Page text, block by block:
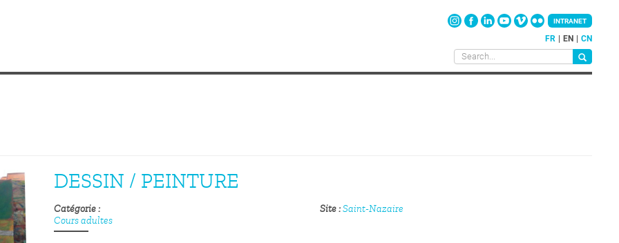
FR EN CN
INTRANET
DESSIN / PEINTURE
Catégorie
Cours adultes
Site Saint-Nazaire